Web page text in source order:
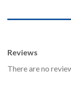
Reviews
There are no